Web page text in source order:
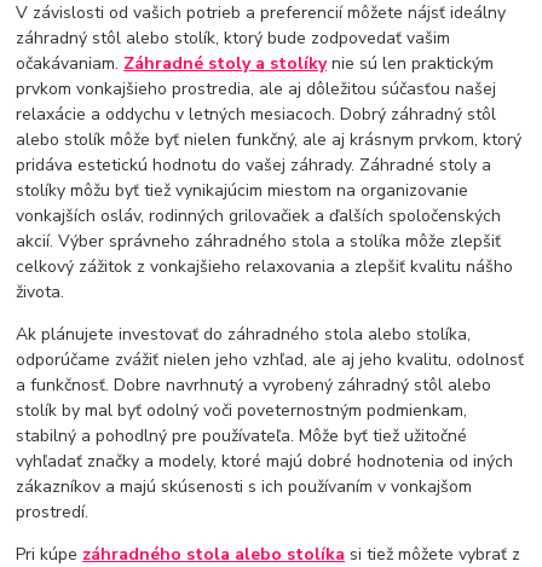
V závislosti od vašich potrieb a preferencií môžete nájsť ideálny
záhradný stôl alebo stolík, ktorý bude zodpovedať vašim
očakávaniam. Záhradné stoly a stolíkynie sú len praktickým
prvkom vonkajšieho prostredia, ale aj dôležitou súčasťou našej
relaxácie a oddychu v letných mesiacoch. Dobrý záhradný stôl
alebo stolík môže byť nielen funkčný, ale aj krásnym prvkom, ktorý
pridáva estetickú hodnotu do vašej záhrady. Záhradné stoly a
stolíky môžu byť tiež vynikajúcim miestom na organizovanie
vonkajších osláv, rodinných grilovačiek a ďalších spoločenských
akcií. Výber správneho záhradného stola a stolíka môže zlepšiť
celkový zážitok z vonkajšieho relaxovania a zlepšiť kvalitu nášho
života.
Ak plánujete investovať do záhradného stola alebo stolíka,
odporúčame zvážiť nielen jeho vzhľad, ale aj jeho kvalitu, odolnosť
a funkčnosť. Dobre navrhnutý a vyrobený záhradný stôl alebo
stolík by mal byť odolný voči poveternostným podmienkam,
stabilný a pohodlný pre používateľa. Môže byť tiež užitočné
vyhľadať značky a modely, ktoré majú dobré hodnotenia od iných
zákazníkov a majú skúsenosti s ich používaním v vonkajšom
prostredí.
Pri kúpe záhradného stola alebo stolíka si tiež môžete vybrať z